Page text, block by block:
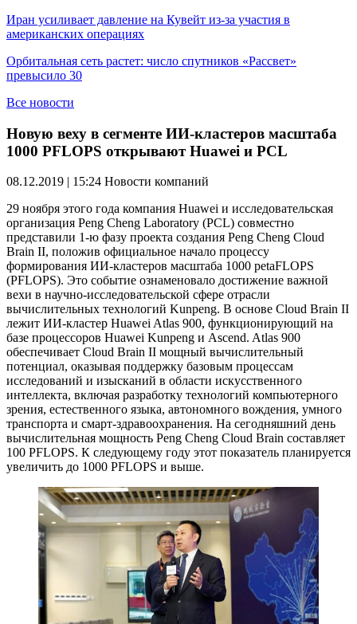
Иран усиливает давление на Кувейт из-за участия в
американских операциях
Орбитальная сеть растет: число спутников «Рассвет»
превысило 30
Все новости
Новую веху в сегменте ИИ-кластеров масштаба
1000 PFLOPS открывают Huawei и PCL
08.12.2019 | 15:24 Новости компаний
29 ноября этого года компания Huawei и исследовательская
организация Peng Cheng Laboratory (PCL) совместно
представили 1-ю фазу проекта создания Peng Cheng Cloud
Brain II, положив официальное начало процессу
формирования ИИ-кластеров масштаба 1000 petaFLOPS
(PFLOPS). Это событие ознаменовало достижение важной
вехи в научно-исследовательской сфере отрасли
вычислительных технологий Kunpeng. В основе Cloud Brain II
лежит ИИ-кластер Huawei Atlas 900, функционирующий на
базе процессоров Huawei Kunpeng и Ascend. Atlas 900
обеспечивает Cloud Brain II мощный вычислительный
потенциал, оказывая поддержку базовым процессам
исследований и изысканий в области искусственного
интеллекта, включая разработку технологий компьютерного
зрения, естественного языка, автономного вождения, умного
транспорта и смарт-здравоохранения. На сегодняшний день
вычислительная мощность Peng Cheng Cloud Brain составляет
100 PFLOPS. К следующему году этот показатель планируется
увеличить до 1000 PFLOPS и выше.